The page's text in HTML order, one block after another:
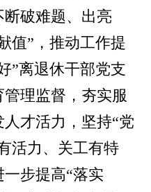
破难题、出亮
值”，推动工作提
”离退休干部党支
理监督，夯实服
才活力，坚持“党
活力、关工有特
步提高“落实